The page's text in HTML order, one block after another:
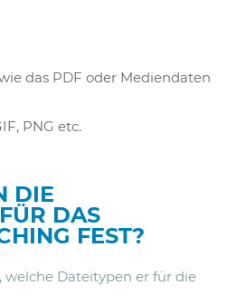
das PDF oder Mediendaten
PNG etc.
DIE
DAS
FEST?
welche Dateitypen er für die